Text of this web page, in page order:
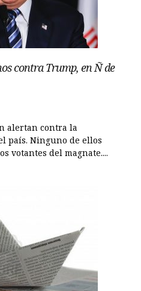
contra Trump, en Ñ de
alertan contra la
país. Ninguno de ellos
votantes del magnate....